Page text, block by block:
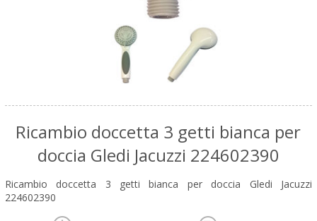
Ricambio doccetta 3 getti bianca per
doccia Gledi Jacuzzi 224602390
Ricambio doccetta 3 getti bianca per doccia Gledi Jacuzzi
224602390